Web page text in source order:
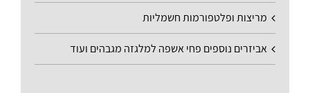
מריצות ופלטפורמות חשמליות
אביזרים נוספים פחי אשפה למלגזה מגבהים ועוד